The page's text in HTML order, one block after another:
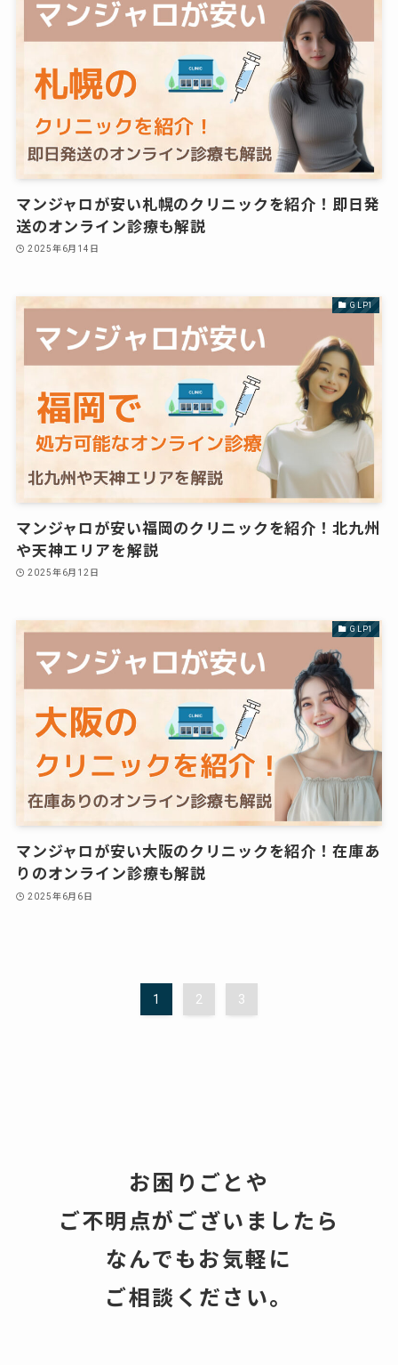
マンジャロが安い札幌のクリニックを紹介！即日発
送のオンライン診療も解説
2025年6月14日
GLP1
マンジャロが安い福岡のクリニックを紹介！北九州
や天神エリアを解説
2025年6月12日
GLP1
マンジャロが安い大阪のクリニックを紹介！在庫あ
りのオンライン診療も解説
2025年6月6日
1 2 3
お困りごとや
ご不明点がございましたら
なんでもお気軽に
ご相談ください。